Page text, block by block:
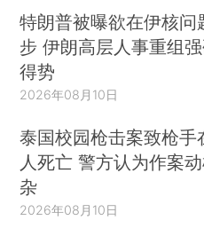
特朗普被曝欲在伊核问
步 伊朗高层人事重组
得势
2026年08月10日
泰国校园枪击案致枪手
人死亡 警方认为作案
杂
2026年08月10日